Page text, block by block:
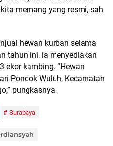
memang yang resmi, sah
hewan kurban selama
tahun ini, ia menyediakan
ekor kambing. “Hewan
Pondok Wuluh, Kecamatan
pungkasnya.
Surabaya